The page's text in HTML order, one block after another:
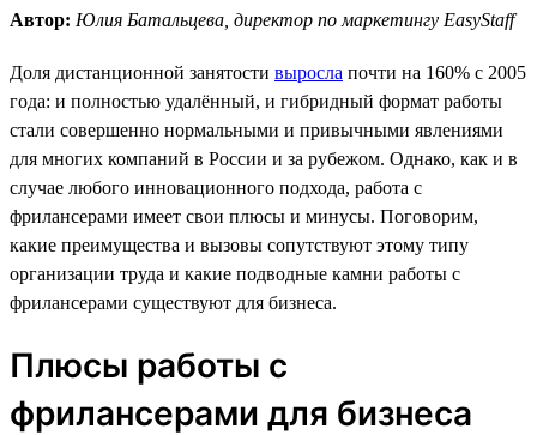
Автор: Юлия Батальцева, директор по маркетингу EasyStaff
Доля дистанционной занятости выросла почти на 160% с 2005
года: и полностью удалённый, и гибридный формат работы
стали совершенно нормальными и привычными явлениями
для многих компаний в России и за рубежом. Однако, как и в
случае любого инновационного подхода, работа с
фрилансерами имеет свои плюсы и минусы. Поговорим,
какие преимущества и вызовы сопутствуют этому типу
организации труда и какие подводные камни работы с
фрилансерами существуют для бизнеса.
Плюсы работы с
фрилансерами для бизнеса